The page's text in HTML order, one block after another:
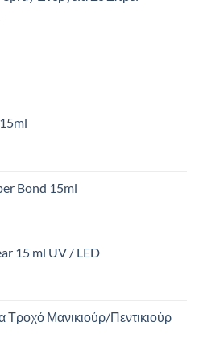
Bond 15ml
15 ml UV / LED
Τροχό Μανικιούρ/Πεντικιούρ